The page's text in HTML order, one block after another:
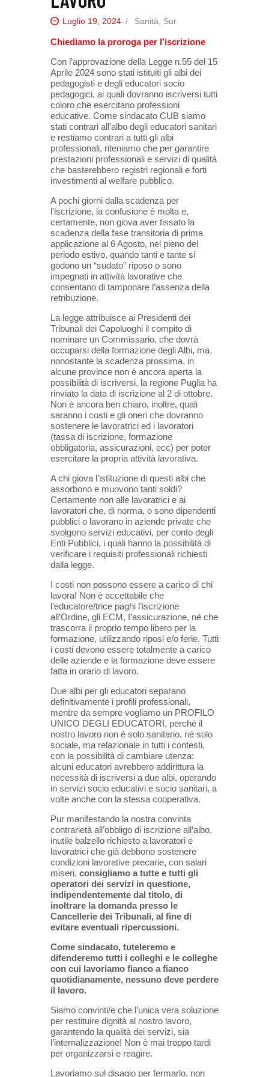
Luglio 19, 2024 Sanità, Sur
Chiediamo la proroga per l’iscrizione
Con l’approvazione della Legge n.55 del 15
Aprile 2024 sono stati istituiti gli albi dei
pedagogisti e degli educatori socio
pedagogici, ai quali dovranno iscriversi tutti
coloro che esercitano professioni
educative. Come sindacato CUB siamo
stati contrari all’albo degli educatori sanitari
e restiamo contrari a tutti gli albi
professionali, riteniamo che per garantire
prestazioni professionali e servizi di qualità
che basterebbero registri regionali e forti
investimenti al welfare pubblico.
A pochi giorni dalla scadenza per
l’iscrizione, la confusione è molta e,
certamente, non giova aver fissato la
scadenza della fase transitoria di prima
applicazione al 6 Agosto, nel pieno del
periodo estivo, quando tanti e tante si
godono un “sudato” riposo o sono
impegnati in attività lavorative che
consentano di tamponare l’assenza della
retribuzione.
La legge attribuisce ai Presidenti dei
Tribunali dei Capoluoghi il compito di
nominare un Commissario, che dovrà
occuparsi della formazione degli Albi, ma,
nonostante la scadenza prossima, in
alcune province non è ancora aperta la
possibilità di iscriversi, la regione Puglia ha
rinviato la data di iscrizione al 2 di ottobre.
Non è ancora ben chiaro, inoltre, quali
saranno i costi e gli oneri che dovranno
sostenere le lavoratrici ed i lavoratori
(tassa di iscrizione, formazione
obbligatoria, assicurazioni, ecc) per poter
esercitare la propria attività lavorativa.
A chi giova l’istituzione di questi albi che
assorbono e muovono tanti soldi?
Certamente non alle lavoratrici e ai
lavoratori che, di norma, o sono dipendenti
pubblici o lavorano in aziende private che
svolgono servizi educativi, per conto degli
Enti Pubblici, i quali hanno la possibilità di
verificare i requisiti professionali richiesti
dalla legge.
I costi non possono essere a carico di chi
lavora! Non è accettabile che
l’educatore/trice paghi l’iscrizione
all’Ordine, gli ECM, I’assicurazione, né che
trascorra il proprio tempo libero per la
formazione, utilizzando riposi e/o ferie. Tutti
i costi devono essere totalmente a carico
delle aziende e la formazione deve essere
fatta in orario di lavoro.
Due albi per gli educatori separano
definitivamente i profili professionali,
mentre da sempre vogliamo un PROFILO
UNICO DEGLI EDUCATORI, perché il
nostro lavoro non è solo sanitario, né solo
sociale, ma relazionale in tutti i contesti,
con la possibilità di cambiare utenza:
alcuni educatori avrebbero addirittura la
necessità di iscriversi a due albi, operando
in servizi socio educativi e socio sanitari, a
volte anche con la stessa cooperativa.
Pur manifestando la nostra convinta
contrarietà all’obbligo di iscrizione all’albo,
inutile balzello richiesto a lavoratori e
lavoratrici che già debbono sostenere
condizioni lavorative precarie, con salari
miseri, consigliamo a tutte e tutti gli
operatori dei servizi in questione,
indipendentemente dal titolo, di
inoltrare la domanda presso le
Cancellerie dei Tribunali, al fine di
evitare eventuali ripercussioni.
Come sindacato, tuteleremo e
difenderemo tutti i colleghi e le colleghe
con cui lavoriamo fianco a fianco
quotidianamente, nessuno deve perdere
il lavoro.
Siamo convinti/e che l’unica vera soluzione
per restituire dignità al nostro lavoro,
garantendo la qualità dei servizi, sia
l’internalizzazione! Non è mai troppo tardi
per organizzarsi e reagire.
Lavoriamo sul disagio per fermarlo, non